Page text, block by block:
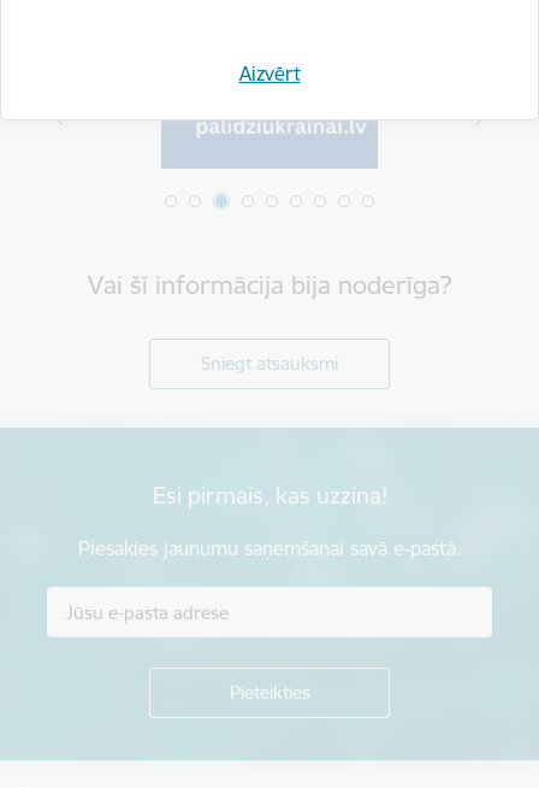
Aizvērt
Vai šī informācija bija noderīga?
Sniegt atsauksmi
Esi pirmais, kas uzzina!
Piesakies jaunumu saņemšanai savā e-pastā.